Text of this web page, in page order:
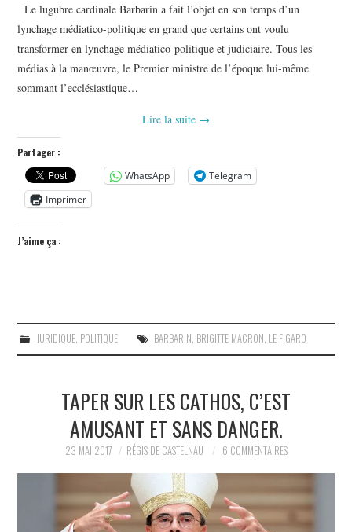
Le lugubre cardinale Barbarin a fait l’objet en son temps d’un
lynchage médiatico-politique en grand que certains ont voulu
transformer en lynchage médiatico-politique et judiciaire. Tous les
médias à la manœuvre, le Premier ministre de l’époque lui-même
sommant l’ecclésiastique…
Lire la suite →
Partager :
WhatsApp
Telegram
Imprimer
J’aime ça :
JURIDIQUE, POLITIQUE BARBARIN, BRIGITTE MACRON, LE FIGARO
TAPER SUR LES CATHOS, C’EST
AMUSANT ET SANS DANGER.
23 MAI 2017 RÉGIS DE CASTELNAU 6 COMMENTAIRES